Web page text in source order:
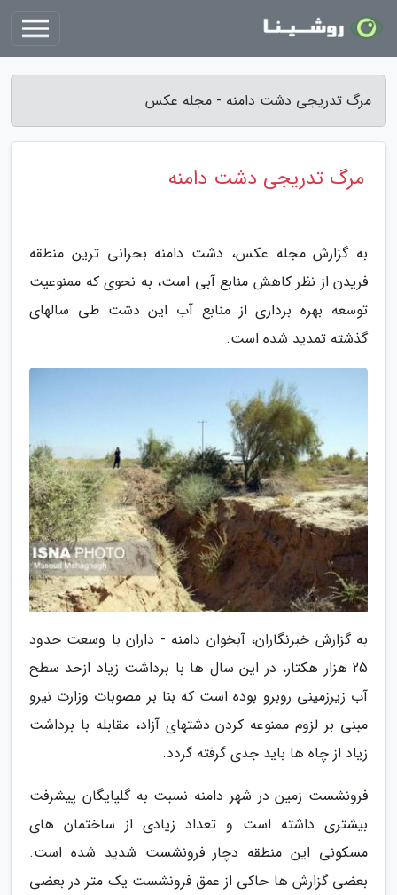
مرگ تدریجی دشت دامنه - مجله عکس
مرگ تدریجی دشت دامنه
به گزارش مجله عکس، دشت دامنه بحرانی ترین منطقه
فریدن از نظر کاهش منابع آبی است، به نحوی که ممنوعیت
توسعه بهره برداری از منابع آب این دشت طی سالهای
گذشته تمدید شده است.
به گزارش خبرنگاران، آبخوان دامنه - داران با وسعت حدود
25 هزار هکتار، در این سال ها با برداشت زیاد ازحد سطح
آب زیرزمینی روبرو بوده است که بنا بر مصوبات وزارت نیرو
مبنی بر لزوم ممنوعه کردن دشتهای آزاد، مقابله با برداشت
زیاد از چاه ها باید جدی گرفته گردد.
فرونشست زمین در شهر دامنه نسبت به گلپایگان پیشرفت
بیشتری داشته است و تعداد زیادی از ساختمان های
مسکونی این منطقه دچار فرونشست شدید شده است.
بعضی گزارش ها حاکی از عمق فرونشست یک متر در بعضی